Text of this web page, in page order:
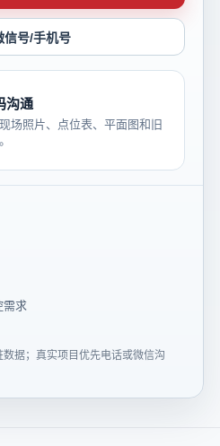
信号/手机号
沟通
场照片、点位表、平面图和旧
需求
据；真实项目优先电话或微信沟